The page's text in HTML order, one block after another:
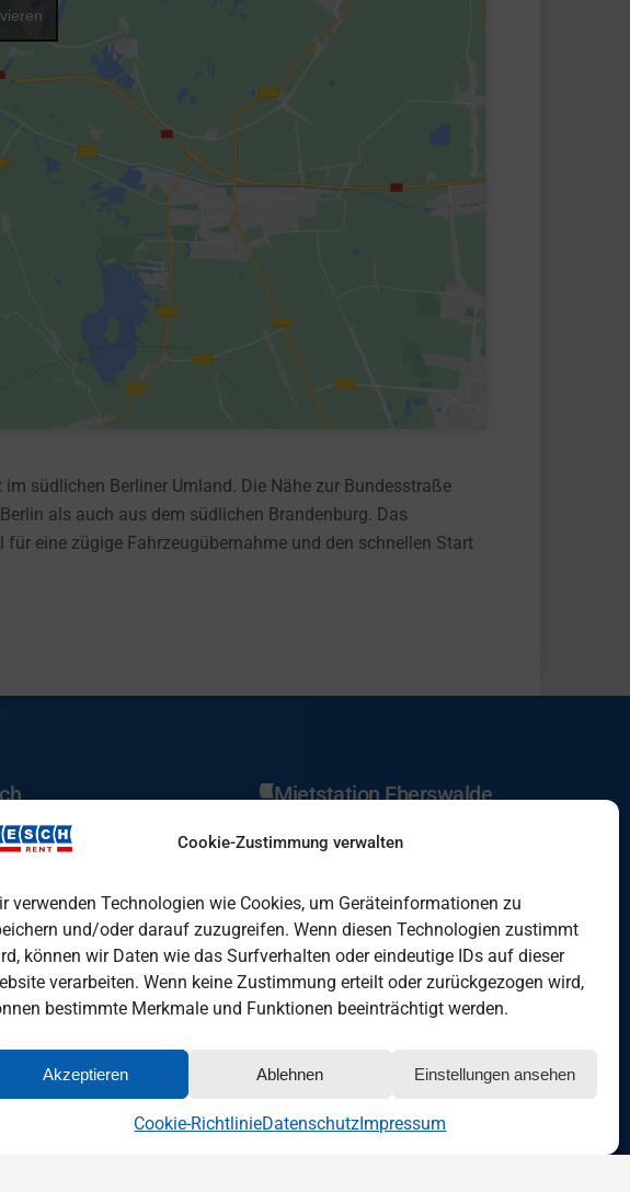
Cookie-Zustimmung verwalten
verwenden Technologien wie Cookies, um Geräteinformationen zu
und/oder darauf zuzugreifen. Wenn diesen Technologien zustimmt
können wir Daten wie das Surfverhalten oder eindeutige IDs auf dieser
verarbeiten. Wenn keine Zustimmung erteilt oder zurückgezogen wird,
bestimmte Merkmale und Funktionen beeinträchtigt werden.
Akzeptieren Ablehnen Einstellungen ansehen
Cookie-RichtlinieDatenschutzImpressum
südlichen Berliner Umland. Die Nähe zur Bundesstraße
als auch aus dem südlichen Brandenburg. Das
eine zügige Fahrzeugübernahme und den schnellen Start
Mietstation Eberswalde
Mietstation Lindenberg